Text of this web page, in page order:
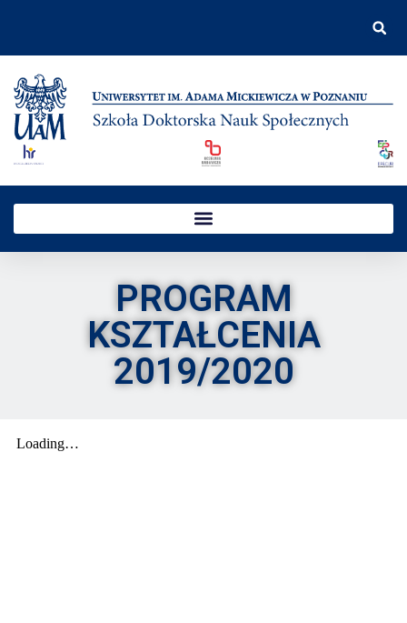
PROGRAM
KSZTAŁCENIA
2019/2020